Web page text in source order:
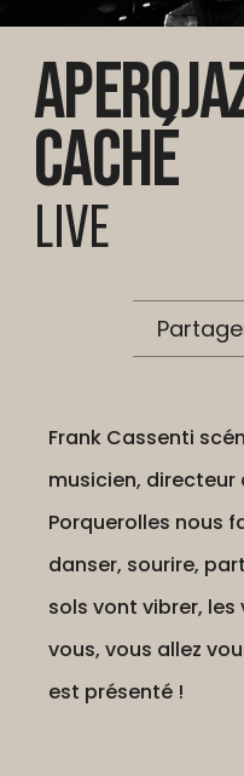
Caché
LIVE
Frank Cassenti
musicien, directeur
Porquerolles nous
danser, sourire,
sols vont vibrer,
vous, vous allez
est présenté !